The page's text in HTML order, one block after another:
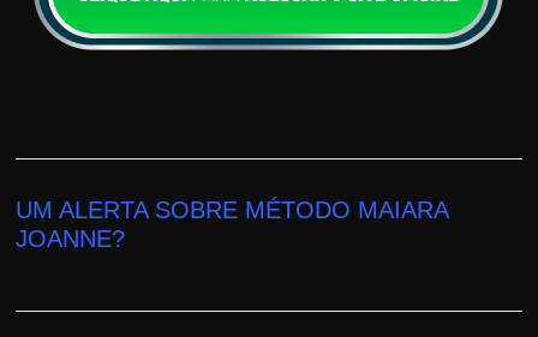
UM ALERTA SOBRE MÉTODO MAIARA
JOANNE?